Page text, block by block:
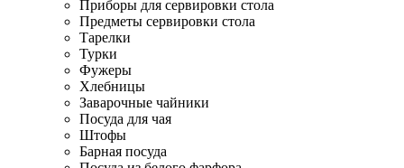
Приборы для сервировки стола
Предметы сервировки стола
Тарелки
Турки
Фужеры
Хлебницы
Заварочные чайники
Посуда для чая
Штофы
Барная посуда